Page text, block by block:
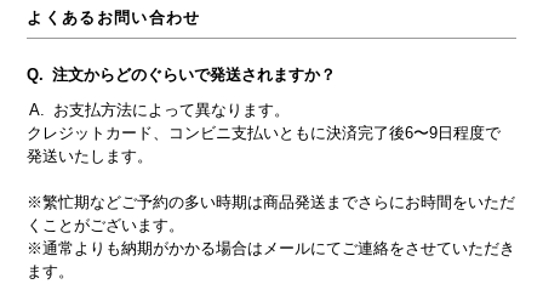
よくあるお問い合わせ
注文からどのぐらいで発送されますか？
お支払方法によって異なります。
クレジットカード、コンビニ支払いともに決済完了後6〜9日程度で
発送いたします。
※繁忙期などご予約の多い時期は商品発送までさらにお時間をいただ
くことがございます。
※通常よりも納期がかかる場合はメールにてご連絡をさせていただき
ます。